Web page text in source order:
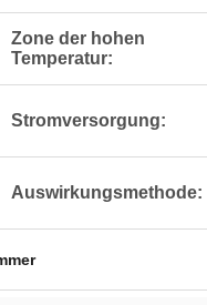
Zone der hohen
Temperatur:
Stromversorgung:
Auswirkungsmethode: